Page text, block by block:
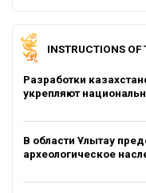
INSTRUCTIONS OF
Разработки
укрепляют
В области Ұлытау
археологическое